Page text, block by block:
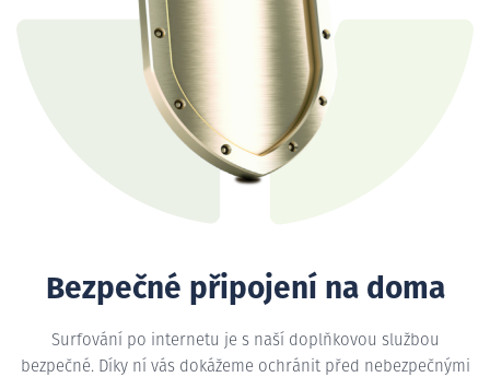
Bezpečné připojení na doma
Surfování po internetu je s naší doplňkovou službou
bezpečné. Díky ní vás dokážeme ochránit před nebezpečnými